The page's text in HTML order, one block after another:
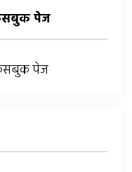
फेसबुक पेज
फेसबुक पेज